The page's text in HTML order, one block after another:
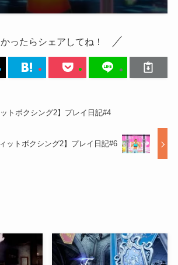
ったらシェアしてね！
ットボクシング2】プレイ日記#4
ィットボクシング2】プレイ日記#6